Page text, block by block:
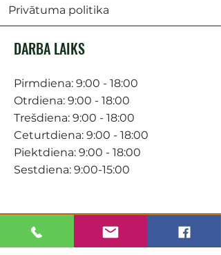
Privātuma politika
DARBA LAIKS
Pirmdiena: 9:00 - 18:00
Otrdiena: 9:00 - 18:00
Trešdiena: 9:00 - 18:00
Ceturtdiena: 9:00 - 18:00
Piektdiena: 9:00 - 18:00
Sestdiena: 9:00-15:00
KONTAKTI